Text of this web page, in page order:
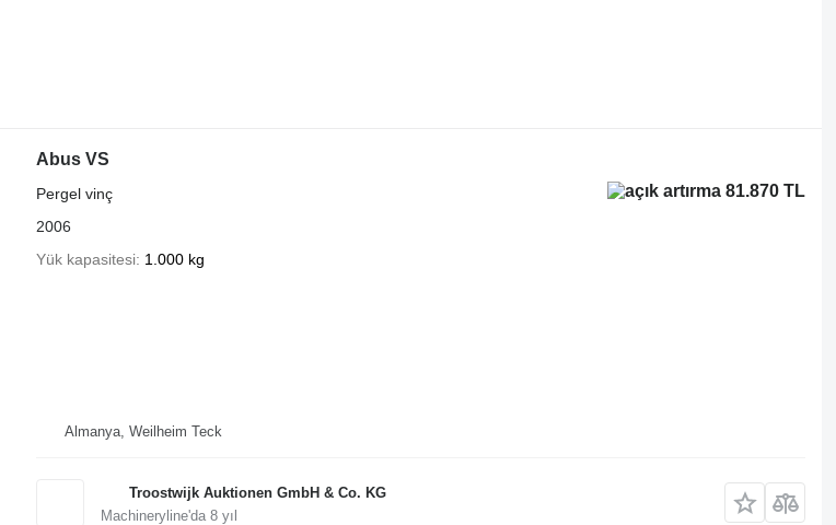
Abus VS
81.870 TL
Pergel vinç
2006
Yük kapasitesi 1.000 kg
Almanya, Weilheim Teck
Troostwijk Auktionen GmbH & Co. KG
Machineryline'da 8yıl